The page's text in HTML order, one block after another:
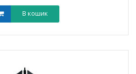
В кошик